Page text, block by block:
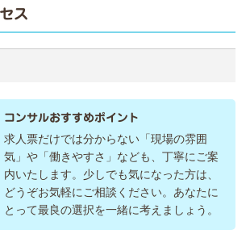
ス
コンサルおすすめポイント
求人票だけでは分からない「現場の雰囲
気」や「働きやすさ」なども、丁寧にご案
内いたします。少しでも気になった方は、
どうぞお気軽にご相談ください。あなたに
とって最良の選択を一緒に考えましょう。